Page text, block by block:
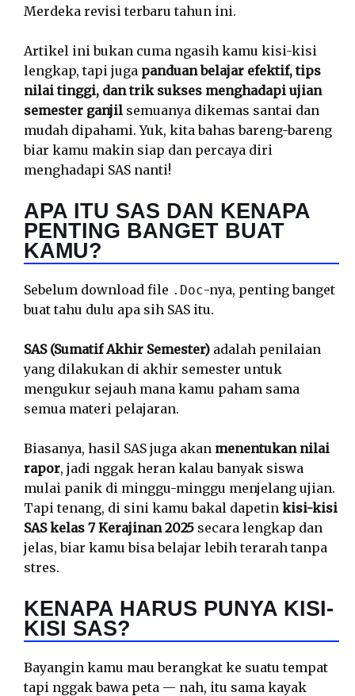
Merdeka revisi terbaru tahun ini.
Artikel ini bukan cuma ngasih kamu kisi-kisi
lengkap, tapi juga panduan belajar efektif, tips
nilai tinggi, dan trik sukses menghadapi ujian
semester ganjil semuanya dikemas santai dan
mudah dipahami. Yuk, kita bahas bareng-bareng
biar kamu makin siap dan percaya diri
menghadapi SAS nanti!
APA ITU SAS DAN KENAPA
PENTING BANGET BUAT
KAMU?
Sebelum download file .Doc-nya, penting banget
buat tahu dulu apa sih SAS itu.
SAS (Sumatif Akhir Semester) adalah penilaian
yang dilakukan di akhir semester untuk
mengukur sejauh mana kamu paham sama
semua materi pelajaran.
Biasanya, hasil SAS juga akan menentukan nilai
rapor, jadi nggak heran kalau banyak siswa
mulai panik di minggu-minggu menjelang ujian.
Tapi tenang, di sini kamu bakal dapetin kisi-kisi
SAS kelas 7 Kerajinan 2025 secara lengkap dan
jelas, biar kamu bisa belajar lebih terarah tanpa
stres.
KENAPA HARUS PUNYA KISI-
KISI SAS?
Bayangin kamu mau berangkat ke suatu tempat
tapi nggak bawa peta — nah, itu sama kayak